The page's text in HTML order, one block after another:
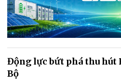
Động lực bứt phá thu hút
Bộ